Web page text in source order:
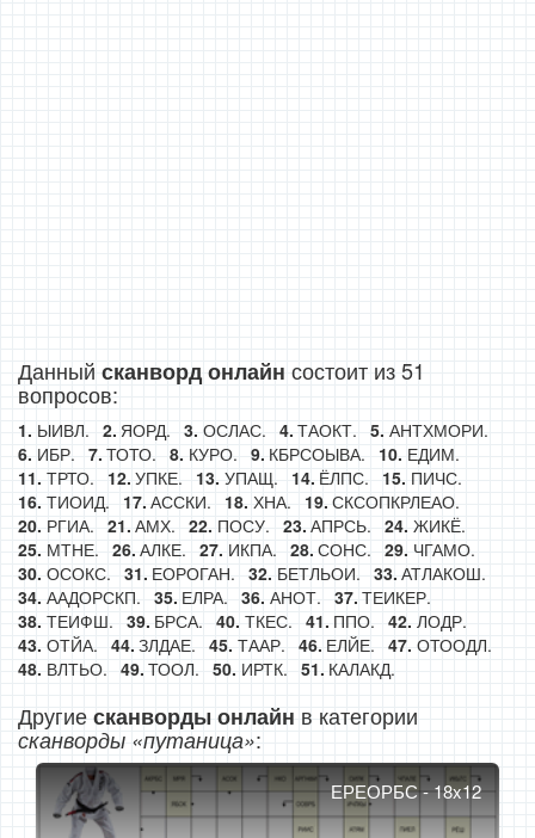
Данный сканворд онлайн состоит из 51
вопросов:
ЫИВЛ. ЯОРД. ОСЛАС. ТАОКТ.
АНТХМОРИ.
ИБР.
ТОТО. КУРО. КБРСОЫВА.
ЕДИМ.
ТРТО.
УПКЕ. УПАЩ. ЁЛПС.
ПИЧС.
ТИОИД.
АССКИ. ХНА.
СКСОПКРЛЕАО.
РГИА.
АМХ. ПОСУ. АПРСЬ.
ЖИКЁ.
МТНЕ.
АЛКЕ. ИКПА. СОНС.
ЧГАМО.
ОСОКС.
ЕОРОГАН. БЕТЛЬОИ.
АТЛАКОШ.
ААДОРСКП.
ЕЛРА. АНОТ.
ТЕИКЕР.
ТЕИФШ.
БРСА. ТКЕС. ППО.
ЛОДР.
ОТЙА.
ЗЛДАЕ. ТААР. ЕЛЙЕ.
ОТООДЛ.
ВЛТЬО.
ТООЛ. ИРТК. КАЛАКД.
Другиесканворды онлайн в категории
сканворды «путаница»:
ЕРЕОРБС - 18x12